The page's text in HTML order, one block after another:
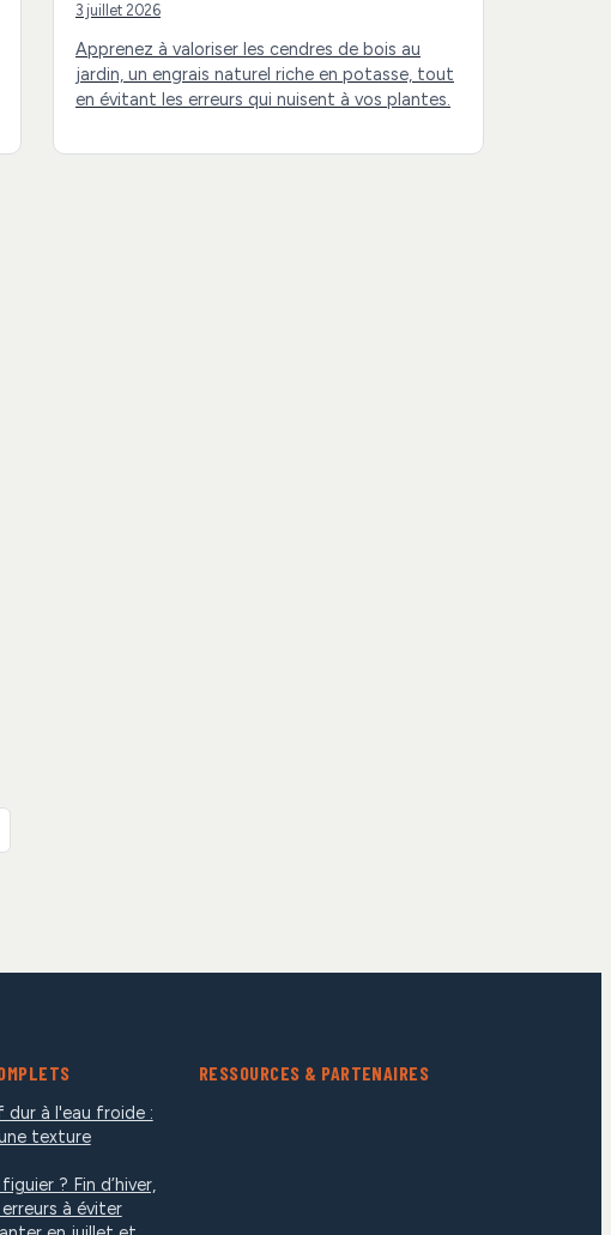
3 juillet 2026
Apprenez à valoriser les cendres de bois au
jardin, un engrais naturel riche en potasse, tout
en évitant les erreurs qui nuisent à vos plantes.
à l'eau froide :
texture
? Fin d’hiver,
à éviter
RESSOURCES & PARTENAIRES